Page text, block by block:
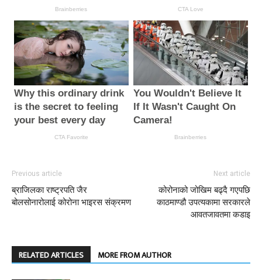
Previous article
ब्राजिलका राष्ट्रपति जैर
बोलसोनारोलाई कोरोना भाइरस संक्रमण
Next article
कोरोनाको जोखिम बढ्दै गएपछि
काठमाण्डौ उपत्यकामा सरकारले
आवतजावतमा कडाइ
RELATED ARTICLES MORE FROM AUTHOR